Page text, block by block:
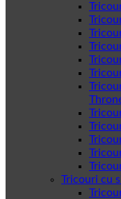
Tricouri cu